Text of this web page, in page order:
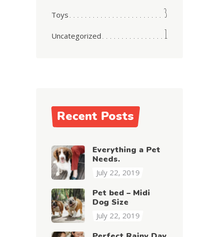
Toys 3
Uncategorized 1
Recent Posts
Everything a Pet
Needs.
July 22, 2019
Pet bed – Midi
Dog Size
July 22, 2019